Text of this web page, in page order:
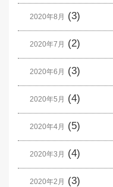
2020年8月 (3)
2020年7月 (2)
2020年6月 (3)
2020年5月 (4)
2020年4月 (5)
2020年3月 (4)
2020年2月 (3)